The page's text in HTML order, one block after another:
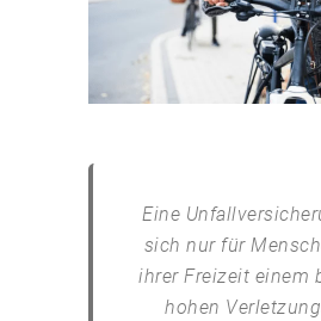
Eine
sich nur für
ihrer Freizeit einem
hohen